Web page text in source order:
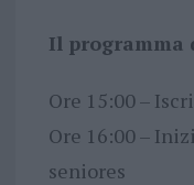
Il programma
Ore 15:00 –
Ore 16:00 –
seniores